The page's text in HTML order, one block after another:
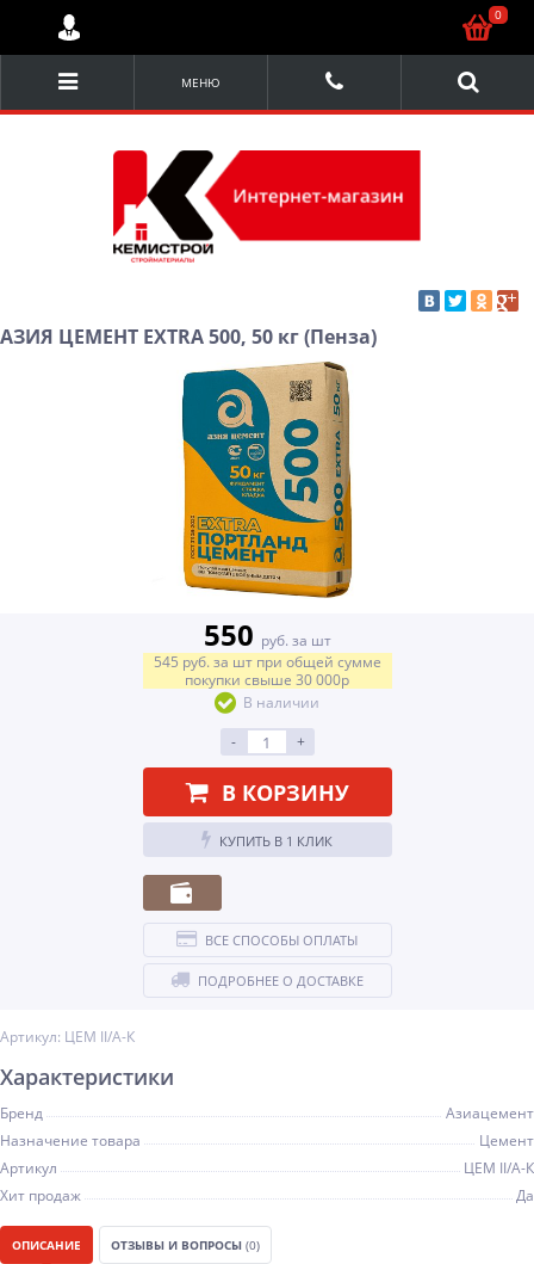
МЕНЮ
АЗИЯ ЦЕМЕНТ EXTRA 500, 50 кг (Пенза)
Артикул: ЦЕМ II/А-К
550 руб. за шт
545 руб. за шт при общей сумме
покупки свыше 30 000р
В наличии
-
+
В КОРЗИНУ
КУПИТЬ В 1 КЛИК
ВСЕ СПОСОБЫ ОПЛАТЫ
ПОДРОБНЕЕ О ДОСТАВКЕ
Характеристики
Бренд
Азиацемент
Назначение товара
Цемент
Артикул
ЦЕМ II/А-К
Хит продаж
Да
ОПИСАНИЕ ОТЗЫВЫ И ВОПРОСЫ (0)
0